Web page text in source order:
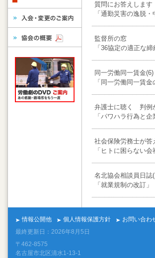
質問にお答えします
「通勤災害の逸脱・
監督所の窓
「36協定の適正な締
同一労働同一賃金(6)
「同一労働同一賃
弁護士に聴く 判例
「パワハラ行為と企
社会保険労務士が答
「ヒトに困らない会
名北協会相談員日誌
「就業規制の改訂」
情報公開他 個人情報保護方針 お問い合わ
最終更新日：2026年8月5日
〒462-8575
名古屋市北区清水1-13-1